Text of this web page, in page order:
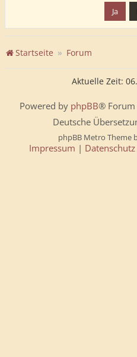
Startseite Forum
Aktuelle Zeit:
Powered by phpBB® Forum
Deutsche
phpBB Metro Theme
Impressum | Datenschutz